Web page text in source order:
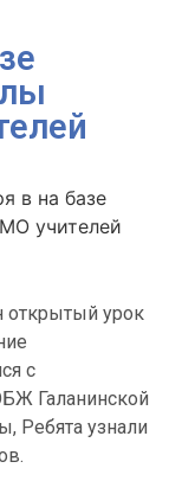
в на базе
учителей
открытый урок
с
Галанинской
Ребята узнали